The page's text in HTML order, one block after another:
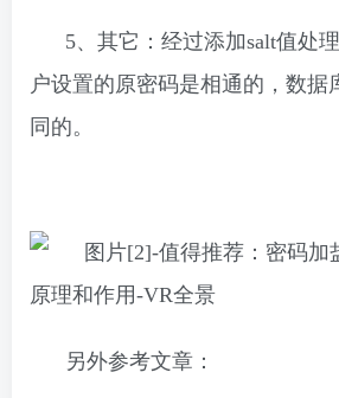
5、其它：经过添加salt值处
户设置的原密码是相通的，数据
同的。
另外参考文章：